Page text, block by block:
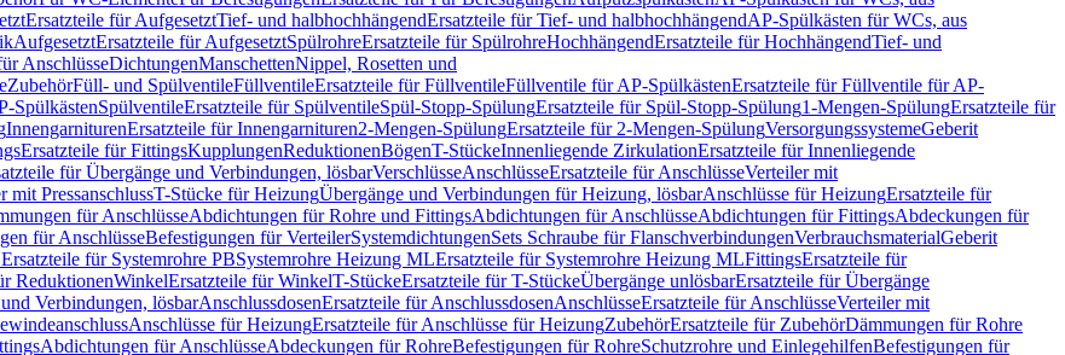
Ersatzteile für AufgesetztTief- und halbhochhängendErsatzteile für Tief- und halbhochhängendAP-Spülkästen für WCs, aus
AufgesetztErsatzteile für AufgesetztSpülrohreErsatzteile für SpülrohreHochhängendErsatzteile für HochhängendTief- und
AnschlüsseDichtungenManschettenNippel, Rosetten und
ZubehörFüll- und SpülventileFüllventileErsatzteile für FüllventileFüllventile für AP-SpülkästenErsatzteile für Füllventile für AP-
SpülkästenSpülventileErsatzteile für SpülventileSpül-Stopp-SpülungErsatzteile für Spül-Stopp-Spülung1-Mengen-SpülungErsatzteile für
InnengarniturenErsatzteile für Innengarnituren2-Mengen-SpülungErsatzteile für 2-Mengen-SpülungVersorgungssystemeGeberit
Ersatzteile für FittingsKupplungenReduktionenBögenT-StückeInnenliegende ZirkulationErsatzteile für Innenliegende
für Übergänge und Verbindungen, lösbarVerschlüsseAnschlüsseErsatzteile für AnschlüsseVerteiler mit
mit PressanschlussT-Stücke für HeizungÜbergänge und Verbindungen für Heizung, lösbarAnschlüsse für HeizungErsatzteile für
für AnschlüsseAbdichtungen für Rohre und FittingsAbdichtungen für AnschlüsseAbdichtungen für FittingsAbdeckungen für
für AnschlüsseBefestigungen für VerteilerSystemdichtungenSets Schraube für FlanschverbindungenVerbrauchsmaterialGeberit
Ersatzteile für Systemrohre PBSystemrohre Heizung MLErsatzteile für Systemrohre Heizung MLFittingsErsatzteile für
ReduktionenWinkelErsatzteile für WinkelT-StückeErsatzteile für T-StückeÜbergänge unlösbarErsatzteile für Übergänge
Verbindungen, lösbarAnschlussdosenErsatzteile für AnschlussdosenAnschlüsseErsatzteile für AnschlüsseVerteiler mit
Anschlüsse für HeizungErsatzteile für Anschlüsse für HeizungZubehörErsatzteile für ZubehörDämmungen für Rohre
Abdichtungen für AnschlüsseAbdeckungen für RohreBefestigungen für RohreSchutzrohre und EinlegehilfenBefestigungen für